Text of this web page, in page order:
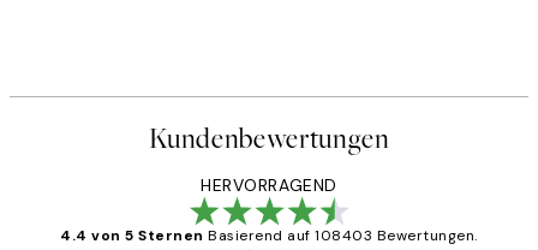
Kundenbewertungen
HERVORRAGEND
4.4 von 5 Sternen Basierend auf 108403 Bewertungen.